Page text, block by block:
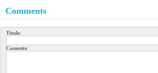
Comments
Título:
Comente: